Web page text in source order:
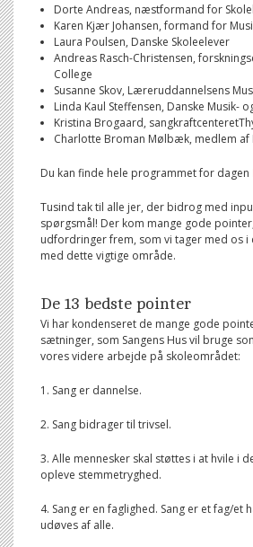
Dorte Andreas, næstformand for
Karen Kjær Johansen, formand for
Laura Poulsen, Danske Skoleelever
Andreas Rasch-Christensen,
College
Susanne Skov, Læreruddannelsens
Linda Kaul Steffensen, Danske Musik-
Kristina Brogaard,
Charlotte Broman Mølbæk, medlem af
Du kan finde hele programmet for dagen
Tusind tak til alle jer, der bidrog med
spørgsmål! Der kom mange gode
udfordringer frem, som vi tager med os
med dette vigtige område.
De 13 bedste pointer
Vi har kondenseret de mange gode
sætninger, som Sangens Hus vil bruge
vores videre arbejde på skoleområdet:
1. Sang er dannelse.
2. Sang bidrager til trivsel.
3. Alle mennesker skal støttes i at hvile i
opleve stemmetryghed.
4. Sang er en faglighed. Sang er et fag/et
udøves af alle.